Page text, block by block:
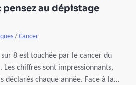
pensez au dépistage
/ Cancer
8 est touchée par le cancer du
Les chiffres sont impressionnants,
déclarés chaque année. Face à la